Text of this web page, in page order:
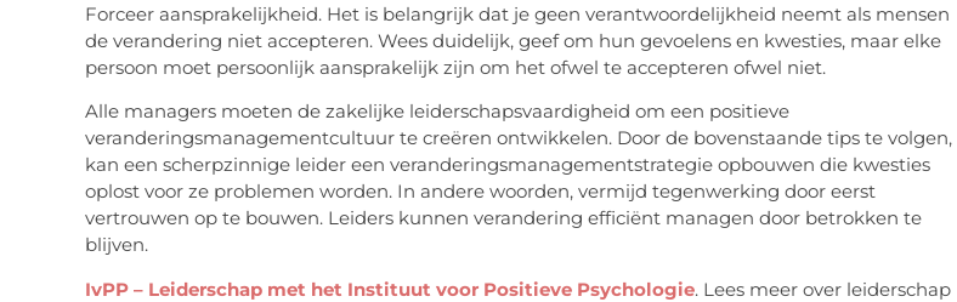
Forceer aansprakelijkheid. Het is belangrijk dat je geen verantwoordelijkheid neemt als mensen
de verandering niet accepteren. Wees duidelijk, geef om hun gevoelens en kwesties, maar elke
persoon moet persoonlijk aansprakelijk zijn om het ofwel te accepteren ofwel niet.
Alle managers moeten de zakelijke leiderschapsvaardigheid om een positieve
veranderingsmanagementcultuur te creëren ontwikkelen. Door de bovenstaande tips te volgen,
kan een scherpzinnige leider een veranderingsmanagementstrategie opbouwen die kwesties
oplost voor ze problemen worden. In andere woorden, vermijd tegenwerking door eerst
vertrouwen op te bouwen. Leiders kunnen verandering efficiënt managen door betrokken te
blijven.
IvPP – Leiderschap met het Instituut voor Positieve Psychologie. Lees meer over leiderschap